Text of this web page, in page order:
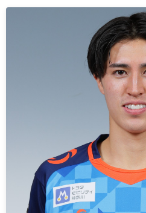
Buy Ticket Here
横浜FCスポーツクラブ
ニッパツ横浜FCシーガルズ
ゲームスチュワード
学生インターンシップ
横浜FC公式オンラインショップ
スペシャルコンテンツ
サッカースクール
チアスクール
あしながドリーム基金